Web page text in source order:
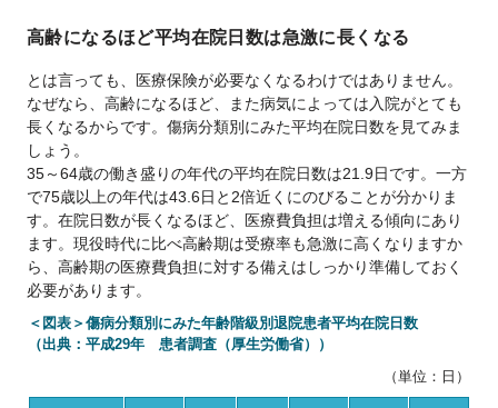
高齢になるほど平均在院日数は急激に長くなる
とは言っても、医療保険が必要なくなるわけではありません。
なぜなら、高齢になるほど、また病気によっては入院がとても
長くなるからです。傷病分類別にみた平均在院日数を見てみま
しょう。
35～64歳の働き盛りの年代の平均在院日数は21.9日です。一方
で75歳以上の年代は43.6日と2倍近くにのびることが分かりま
す。在院日数が長くなるほど、医療費負担は増える傾向にあり
ます。現役時代に比べ高齢期は受療率も急激に高くなりますか
ら、高齢期の医療費負担に対する備えはしっかり準備しておく
必要があります。
＜図表＞傷病分類別にみた年齢階級別退院患者平均在院日数
（出典：平成29年 患者調査（厚生労働省））
（単位：日）